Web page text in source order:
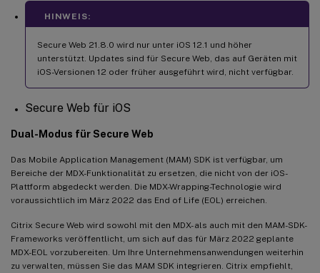
HINWEIS:
Secure Web 21.8.0 wird nur unter iOS 12.1 und höher
unterstützt. Updates sind für Secure Web, das auf Geräten mit
iOS-Versionen 12 oder früher ausgeführt wird, nicht verfügbar.
Secure Web für iOS
Dual-Modus für Secure Web
Das Mobile Application Management (MAM) SDK ist verfügbar, um
Bereiche der MDX-Funktionalität zu ersetzen, die nicht von der iOS-
Plattform abgedeckt werden. Die MDX-Wrapping-Technologie wird
voraussichtlich im März 2022 das End of Life (EOL) erreichen.
Citrix Secure Web wird sowohl mit den MDX- als auch mit den MAM-SDK-
Frameworks veröffentlicht, um sich auf das für März 2022 geplante
MDX-EOL vorzubereiten. Um Ihre Unternehmensanwendungen weiterhin
zu verwalten, müssen Sie das MAM SDK integrieren. Citrix empfiehlt,